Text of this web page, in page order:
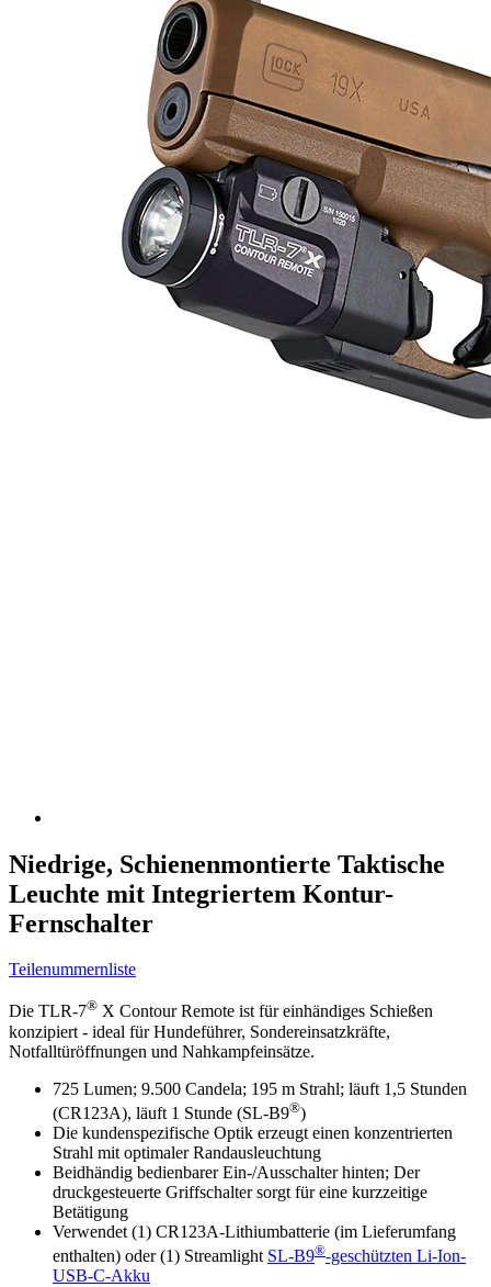
Niedrige, Schienenmontierte Taktische
Leuchte mit Integriertem Kontur-
Fernschalter
Teilenummernliste
Die TLR-7® X Contour Remote ist für einhändiges Schießen
konzipiert - ideal für Hundeführer, Sondereinsatzkräfte,
Notfalltüröffnungen und Nahkampfeinsätze.
725 Lumen; 9.500 Candela; 195 m Strahl; läuft 1,5 Stunden
(CR123A), läuft 1 Stunde (SL-B9®)
Die kundenspezifische Optik erzeugt einen konzentrierten
Strahl mit optimaler Randausleuchtung
Beidhändig bedienbarer Ein-/Ausschalter hinten; Der
druckgesteuerte Griffschalter sorgt für eine kurzzeitige
Betätigung
Verwendet (1) CR123A-Lithiumbatterie (im Lieferumfang
enthalten) oder (1) Streamlight SL-B9®-geschützten Li-Ion-
USB-C-Akku